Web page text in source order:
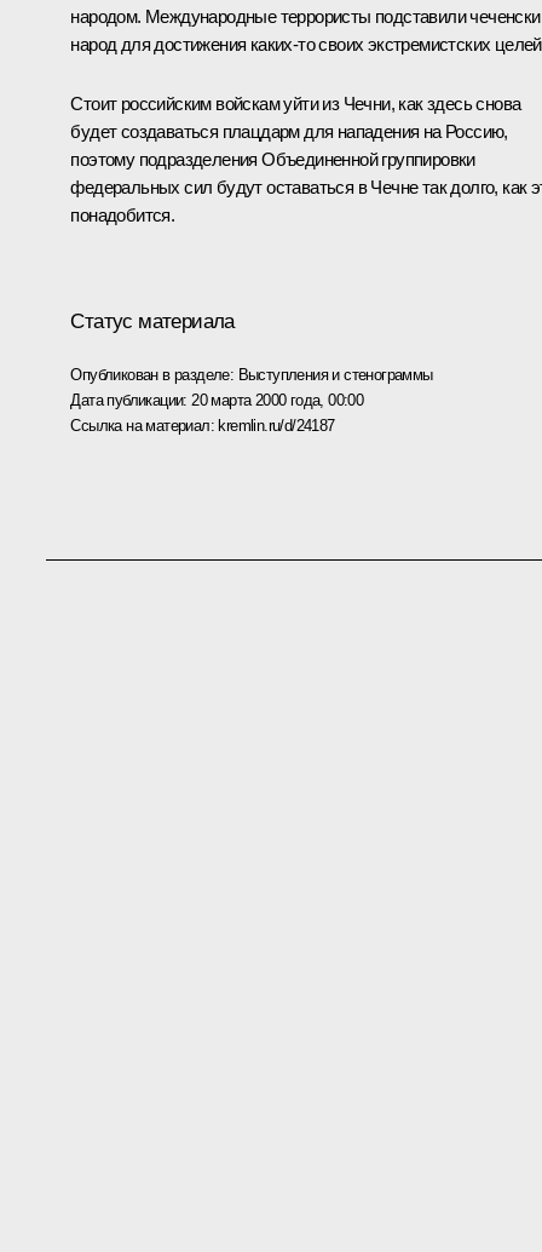
народом. Международные террористы подставили
народ для достижения каких‑то своих экстремистских
Стоит российским войскам уйти из Чечни, как здесь снова
будет создаваться плацдарм для нападения на Россию,
поэтому подразделения Объединенной группировки
федеральных сил будут оставаться в Чечне так долго, как
понадобится.
Статус материала
Опубликован в разделе: Выступления и стенограммы
Дата публикации: 20 марта 2000 года, 00:00
Ссылка на материал:kremlin.ru/d/24187